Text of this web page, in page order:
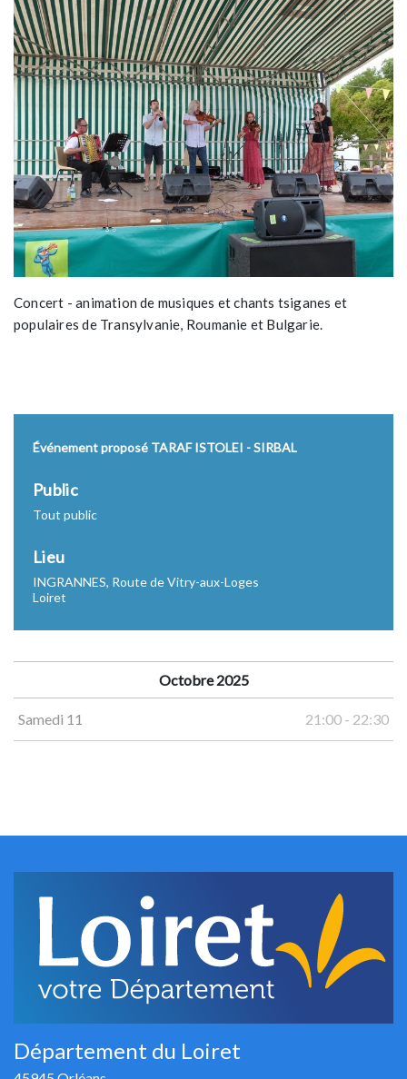
Événement proposé TARAF ISTOLEI - SIRBAL
Public
Tout public
Lieu
INGRANNES, Route de Vitry-aux-Loges
Loiret
Octobre 2025
Samedi 11 21:00 - 22:30
Concert - animation de musiques et chants tsiganes et
populaires de Transylvanie, Roumanie et Bulgarie.
Département du Loiret